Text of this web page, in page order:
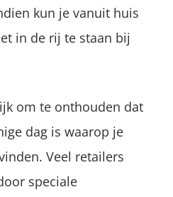
kun je vanuit huis
in de rij te staan bij
om te onthouden dat
dag is waarop je
Veel retailers
speciale